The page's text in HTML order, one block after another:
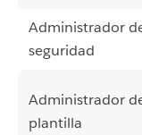
Administrador
seguridad
Administrador
plantilla